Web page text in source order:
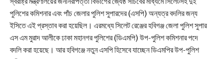
পুলিশের কমিশনার এবং পাঁচ জেলার পুলিশ সুপারদের (এসপি) অন্যত্র বদলির জন্য
ইসিতে এই প্রস্তাব করা হয়েছিল। এরমধ্যে সিলেট রেঞ্জের হবিগঞ্জ জেলা পুলিশ সুপার
এস এম মুরাদ আলীকে ঢাকা মহানগর পুলিশের (ডিএমপি) উপ-পুলিশ কমিশনার পদে
বদলি করা হয়েছে। আর হবিগঞ্জে নতুন এসপি হিসেবে যাচ্ছেন ডিএমপির উপ-পুলিশ